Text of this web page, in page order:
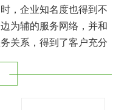
，企业知名度也得到不
为辅的服务网络，并和
关系，得到了客户充分
质的服务、优质的技术